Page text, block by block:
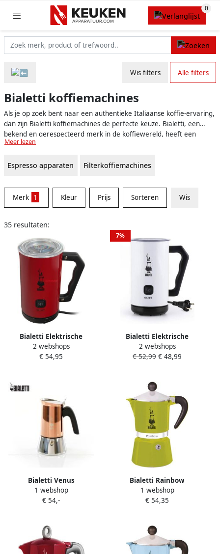
Wis filters Alle filters
Bialetti koffiemachines
Als je op zoek bent naar een authentieke Italiaanse koffie-ervaring,
dan zijn Bialetti koffiemachines de perfecte keuze. Bialetti, een
bekend en gerespecteerd merk in de koffiewereld, heeft een
breed scala aan koffiemachines die hoogwaardige espresso en
elektrische espressomachines, met een Bialetti koffiemachine ben
Meer lezen
Espresso apparaten Filterkoffiemachines
Merk 1 Kleur Prijs Sorteren Wis
35 resultaten:
Bialetti Elektrische
melkopschuimer 4431
Melkopschuimer
2 webshops
€ 54,95
7%
Bialetti Elektrische
melkopschuimer 4432
Melkopschuimer
2 webshops
€ 52,99 € 48,99
Bialetti Venus
koffiezetapparaat
koperkleurig 4 kopjes
1 webshop
€ 54,-
Bialetti Rainbow
koffiezetapparaat groen 6
kopjes
1 webshop
€ 54,35